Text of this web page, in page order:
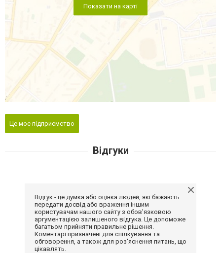
Показати на карті
Це моє підприємство
Відгуки
Відгук - це думка або оцінка людей, які бажають
передати досвід або враження іншим
користувачам нашого сайту з обов'язковою
аргументацією залишеного відгука. Це допоможе
багатьом прийняти правильне рішення.
Коментарі призначені для спілкування та
обговорення, а також для роз'яснення питань, що
цікавлять.